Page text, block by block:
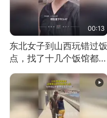
00:13
东北女子到山西玩错过饭
点，找了十几个饭馆都没
开门：午休到几点